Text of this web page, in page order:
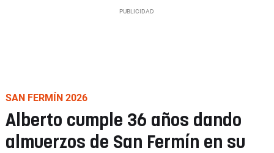
SAN FERMÍN 2026
Alberto cumple 36 años dando
almuerzos de San Fermín en su